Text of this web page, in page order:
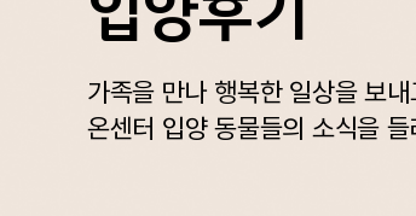
가족을 만나 행복한 일상을 보
온센터 입양 동물들의 소식을 들